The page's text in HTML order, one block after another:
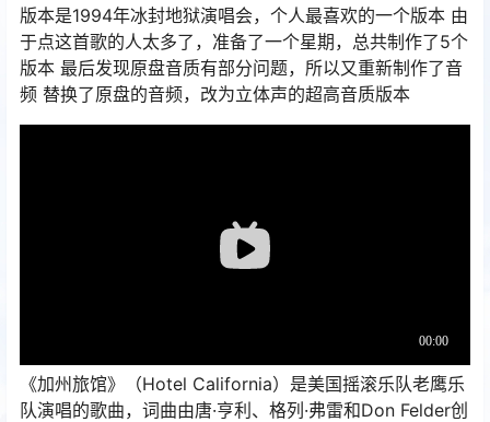
版本是1994年冰封地狱演唱会，个人最喜欢的一个版本 由
于点这首歌的人太多了，准备了一个星期，总共制作了5个
版本 最后发现原盘音质有部分问题，所以又重新制作了音
频 替换了原盘的音频，改为立体声的超高音质版本
《加州旅馆》（Hotel California）是美国摇滚乐队老鹰乐
队演唱的歌曲，词曲由唐·亨利、格列·弗雷和Don Felder创